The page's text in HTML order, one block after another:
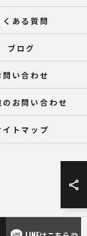
くある質問
ブログ
問い合わせ
お問い合わせ
イトマップ